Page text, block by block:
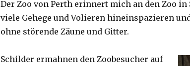
Der Zoo von Perth erinnert mich an den Zoo
viele Gehege und Volieren hineinspazieren
ohne störende Zäune und Gitter.
Schilder ermahnen den Zoobesucher auf